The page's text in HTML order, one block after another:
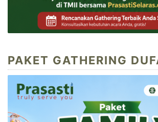
PAKET GATHERING